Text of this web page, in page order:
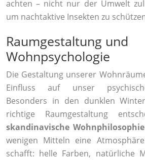
achten – nicht nur der Umwelt
um nachtaktive Insekten zu
Raumgestaltung und
Wohnpsychologie
Die Gestaltung unserer
Einfluss auf unser
Besonders in den dunklen
richtige Raumgestaltung
skandinavische Wohnphilosophie
wenigen Mitteln eine
schafft: helle Farben, natürliche